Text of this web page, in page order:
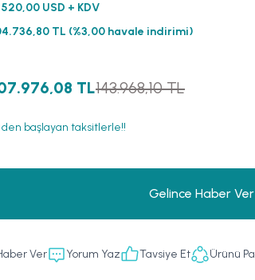
USD + KDV
TL (%3,00 havale indirimi)
TL143.968,10 TL
başlayan taksitlerle!!
Gelince Haber Ver
Ver Yorum Yaz Tavsiye Et Ürünü